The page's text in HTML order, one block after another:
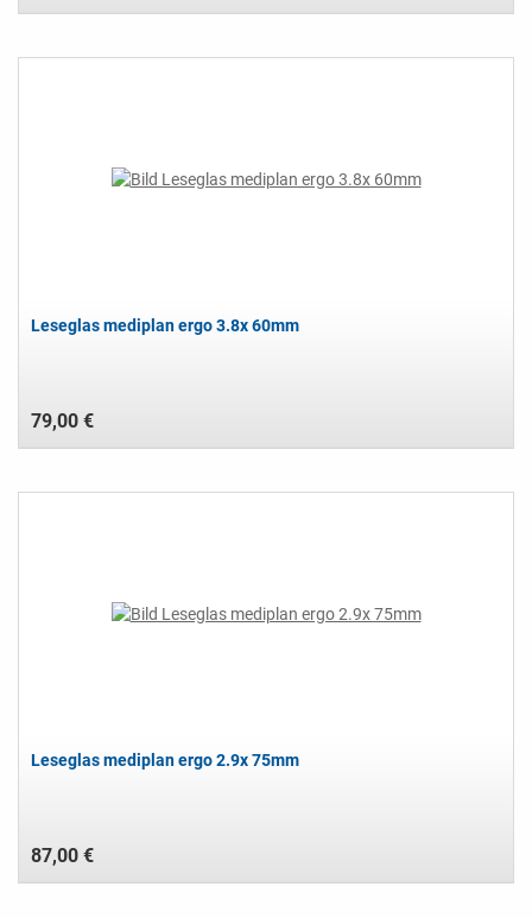
Leseglas mediplan ergo 3.8x 60mm
79,00 €
Leseglas mediplan ergo 2.9x 75mm
87,00 €